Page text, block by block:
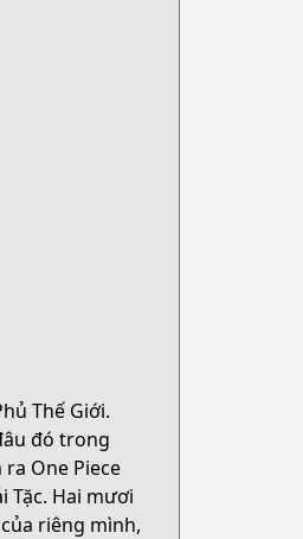
Thế Giới.
đó trong
One Piece
Tặc. Hai mươi
riêng mình,